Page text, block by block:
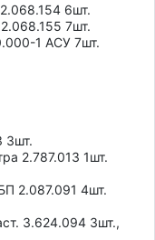
6шт.
7шт.
1 АСУ 7шт.
3шт.
2.787.013 1шт.
2.087.091 4шт.
3.624.094 3шт.,